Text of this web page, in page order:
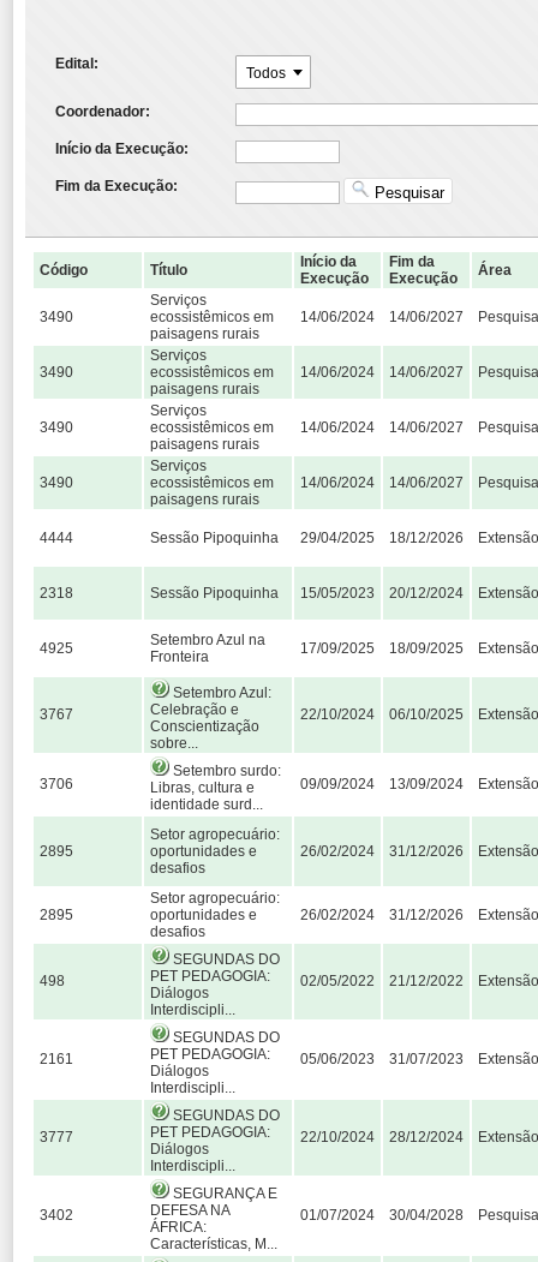
Edital:
Todos
Coordenador:
Início da Execução:
Fim da Execução: Pesquisar
Código Título
Início da
Execução
Fim da
Execução
Área
3490
Serviços
ecossistêmicos em
paisagens rurais
14/06/2024 14/06/2027 Pesquisa
3490
Serviços
ecossistêmicos em
paisagens rurais
14/06/2024 14/06/2027 Pesquisa
3490
Serviços
ecossistêmicos em
paisagens rurais
14/06/2024 14/06/2027 Pesquisa
3490
Serviços
ecossistêmicos em
paisagens rurais
14/06/2024 14/06/2027 Pesquisa
4444 Sessão Pipoquinha 29/04/2025 18/12/2026 Extensão
2318 Sessão Pipoquinha 15/05/2023 20/12/2024 Extensão
4925
Setembro Azul na
Fronteira
17/09/2025 18/09/2025 Extensão
3767
Setembro Azul:
Celebração e
Conscientização
sobre...
22/10/2024 06/10/2025 Extensão
3706
Setembro surdo:
Libras, cultura e
identidade surd...
09/09/2024 13/09/2024 Extensão
2895
Setor agropecuário:
oportunidades e
desafios
26/02/2024 31/12/2026 Extensão
2895
Setor agropecuário:
oportunidades e
desafios
26/02/2024 31/12/2026 Extensão
498
SEGUNDAS DO
PET PEDAGOGIA:
Diálogos
Interdiscipli...
02/05/2022 21/12/2022 Extensão
2161
SEGUNDAS DO
PET PEDAGOGIA:
Diálogos
Interdiscipli...
05/06/2023 31/07/2023 Extensão
3777
SEGUNDAS DO
PET PEDAGOGIA:
Diálogos
Interdiscipli...
22/10/2024 28/12/2024 Extensão
3402
SEGURANÇA E
DEFESA NA
ÁFRICA:
Características, M...
01/07/2024 30/04/2028 Pesquisa